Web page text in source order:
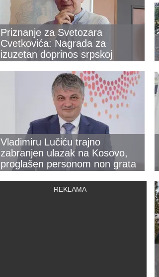
Priznanje za Svetozara
Cvetkovića: Nagrada za
izuzetan doprinos srpskoj
Vladimiru Lučiću trajno
zabranjen ulazak na Kosovo,
proglašen personom non grata